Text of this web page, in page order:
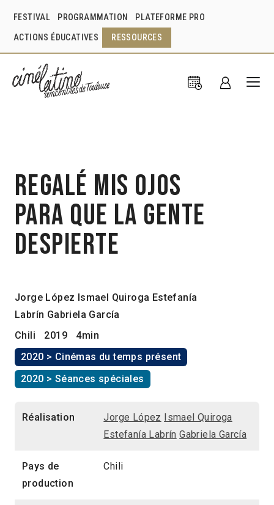
FESTIVAL PROGRAMMATION PLATEFORME PRO
ACTIONS ÉDUCATIVES RESSOURCES
Regalé mis ojos
para que la gente
despierte
Jorge López Ismael Quiroga Estefanía
Labrín Gabriela García
Chili
2019
4min
2020 > Cinémas du temps présent
2020 > Séances spéciales
Réalisation Jorge López Ismael Quiroga
Estefanía Labrín Gabriela García
Pays de
production
Chili